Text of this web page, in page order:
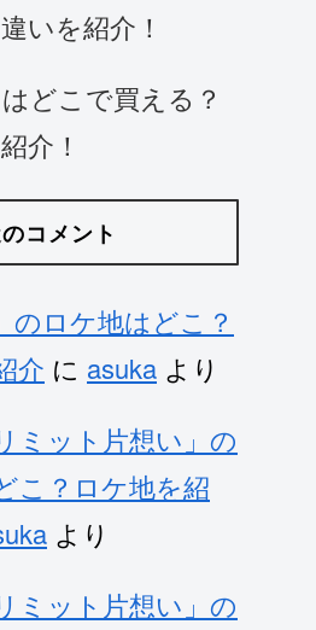
いを紹介！
どこで買える？
介！
コメント
のロケ地はどこ？
介 に asuka より
ミット片想い」の
こ？ロケ地を紹
より
ミット片想い」の